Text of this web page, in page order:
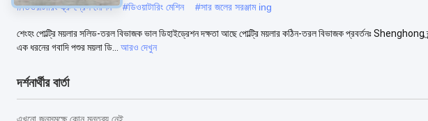
#ডিওয়াটারিং স্ক্রু প্রেস মেশিন #ডিওয়াটারিং মেশিন #সার জলের সরঞ্জাম ing
শেংহং পোল্ট্রি ময়লার সলিড-তরল বিভাজক ভাল ডিহাইড্রেশন দক্ষতা আছে পোল্ট্রি ময়লার কঠিন-তরল বিভাজক প্রবর্তনঃ Shenghong
এক ধরনের গবাদি পশুর ময়লা ডি...
আরও দেখুন
দর্শনার্থীর বার্তা
এখনো জনসমক্ষে কোন মন্তব্য নেই